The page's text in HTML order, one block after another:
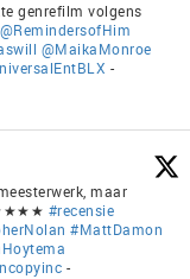
genrefilm volgens
@RemindersofHim
@MaikaMonroe
-
maar
★★★★ #recensie
#MattDamon
-